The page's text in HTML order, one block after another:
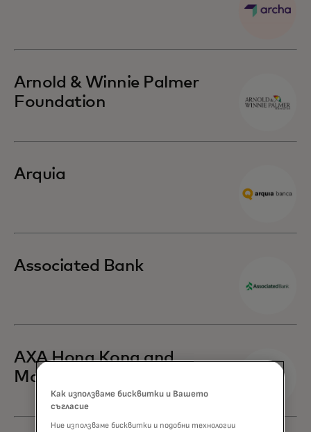
Arnold & Winnie Palmer
Foundation
Arquia
Associated Bank
AXA Hong Kong and
Macau
Как използваме бисквитки и Вашето
съгласие
Ние използваме бисквитки и подобни технологии